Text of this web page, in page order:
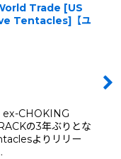
Trade [US
Tentacles]【ユ
ex-CHOKING
の3年ぶりとな
よりリリー